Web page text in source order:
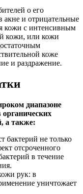
о его
акне и отрицательные
кожи с интенсивным
кожи, или кожи
коже
и раздражение.
диапазоне
а также:
бактерий не только
отсроченного
в течение
рук: в
уничтожает